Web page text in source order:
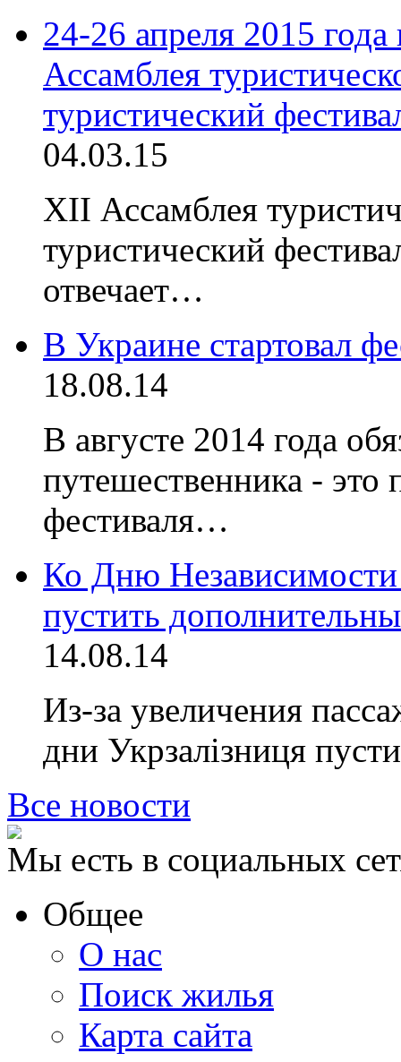
24-26 апреля 2015
Ассамблея
туристический
04.03.15
XII Ассамблея
туристический
отвечает…
В Украине стартовал
18.08.14
В августе 2014 года
путешественника - это
фестиваля…
Ко Дню Независимости
пустить
14.08.14
Из-за увеличения
дни Укрзалiзниця
Все новости
Мы есть в социальных
Общее
О нас
Поиск жилья
Карта сайта